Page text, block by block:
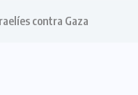
contra Gaza